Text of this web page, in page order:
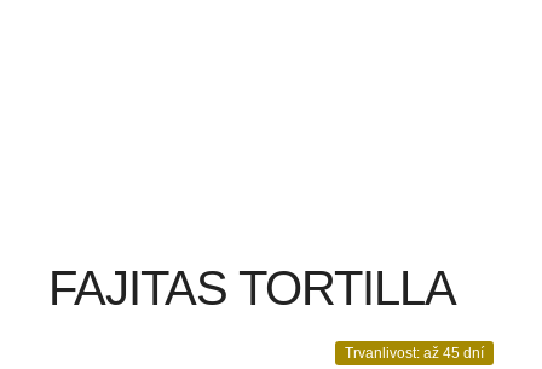
FAJITAS TORTILLA
Trvanlivost: až 45 dní